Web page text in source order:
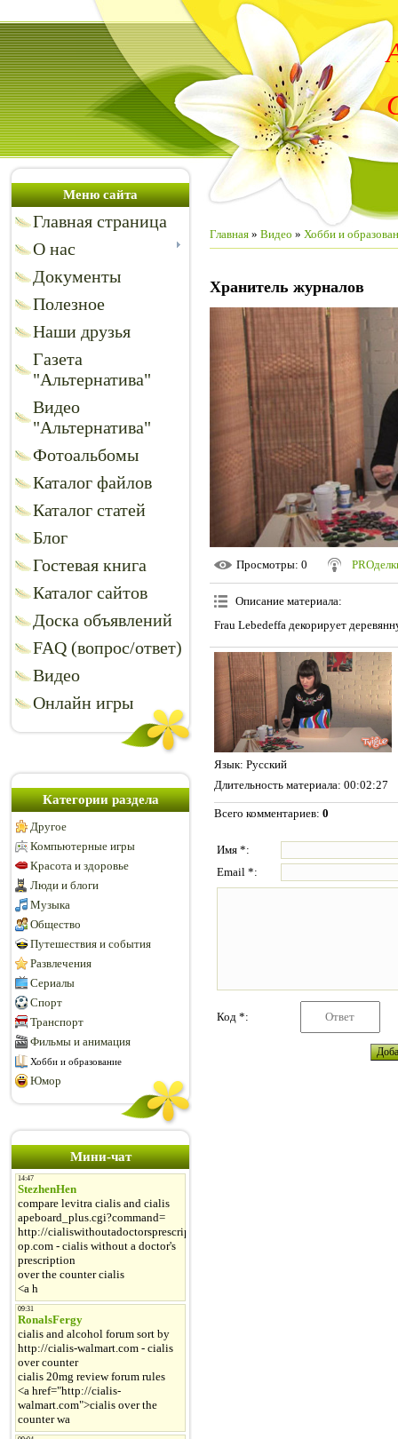
Меню сайта
Главная страница
О нас
Документы
Полезное
Наши друзья
Газета
"Альтернатива"
Видео
"Альтернатива"
Фотоальбомы
Каталог файлов
Каталог статей
Блог
Гостевая книга
Каталог сайтов
Доска объявлений
FAQ (вопрос/ответ)
Видео
Онлайн игры
Категории раздела
Другое
Компьютерные игры
Красота и здоровье
Люди и блоги
Музыка
Общество
Путешествия и события
Развлечения
Сериалы
Спорт
Транспорт
Фильмы и анимация
Хобби и образование
Юмор
Мини-чат
Главная » Видео » Хобби и
Хранитель журналов
Просмотры: 0
Описание материала:
Frau Lebedeffa декорирует
Язык: Русский
Длительность материала: 00:02:27
Всего комментариев: 0
Имя *:
Email *:
Код *: